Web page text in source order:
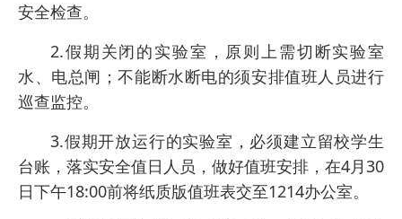
安全检查。
2.假期关闭的实验室，原则上需切断实验室
水、电总闸；不能断水断电的须安排值班人员进行
巡查监控。
3.假期开放运行的实验室，必须建立留校学生
台账，落实安全值日人员，做好值班安排，在4月30
日下午18:00前将纸质版值班表交至1214办公室。